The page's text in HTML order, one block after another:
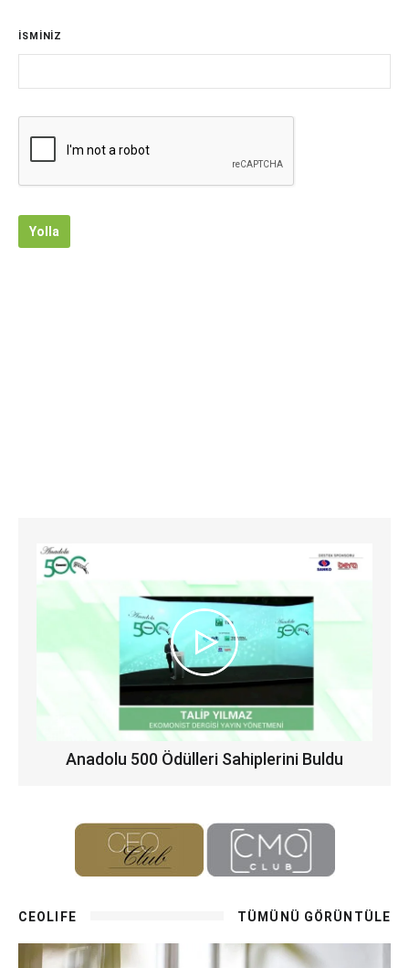
İSMİNİZ
Yolla
Anadolu 500 Ödülleri Sahiplerini Buldu
CEOLIFE TÜMÜNÜ GÖRÜNTÜLE